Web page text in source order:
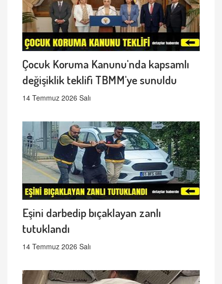
Çocuk Koruma Kanunu'nda kapsamlı
değişiklik teklifi TBMM'ye sunuldu
14 Temmuz 2026 Salı
Eşini darbedip bıçaklayan zanlı
tutuklandı
14 Temmuz 2026 Salı